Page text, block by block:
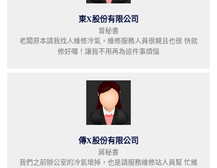
東X股份有限公司
曾秘書
老闆原本請我找人維修冷氣，維修服務人員很親且也很 快就
修好囉！讓我不用再為這件事煩惱
傳X股份有限公司
蔣秘書
我們之前辦公室的冷氣壞掉，也是請服務維修站人員幫 忙維